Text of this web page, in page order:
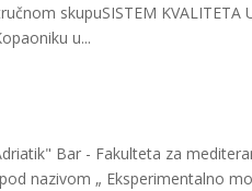
skupuSISTEM KVALITETA
u...
Bar - Fakulteta za
nazivom „ Eksperimentalno